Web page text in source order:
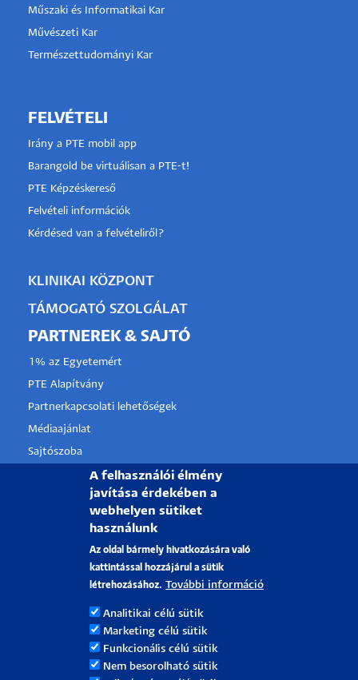
Műszaki és Informatikai Kar
Művészeti Kar
Természettudományi Kar
FELVÉTELI
Irány a PTE mobil app
Barangold be virtuálisan a PTE-t!
PTE Képzéskereső
Felvételi információk
Kérdésed van a felvételiről?
KLINIKAI KÖZPONT
TÁMOGATÓ SZOLGÁLAT
PARTNEREK & SAJTÓ
1% az Egyetemért
PTE Alapítvány
Partnerkapcsolati lehetőségek
Médiaajánlat
Sajtószoba
Pályázati projektek
PÉCSI TUDOMÁNYEGYETEM
H-7622 Pécs, Vasvári Pál utca. 4.
Tel.:+36-72/501-500
Rektori Kabinet: +36 30/787-2913
A felhasználói élmény
javítása érdekében a
webhelyen sütiket
használunk
Az oldal bármely hivatkozására való
kattintással hozzájárul a sütik
létrehozásához. További információ
Analitikai célú sütik
Marketing célú sütik
Funkcionális célú sütik
Nem besorolható sütik